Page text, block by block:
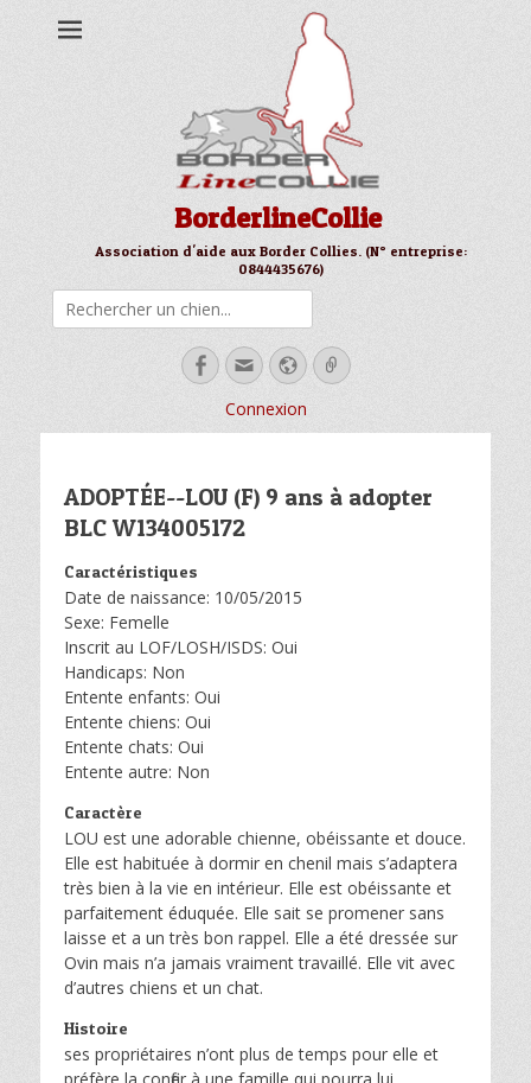
BorderlineCollie
Association d'aide aux Border Collies. (N° entreprise:
0844435676)
Facebook
EmailSite
web
Link
Connexion
ADOPTÉE--LOU (F) 9 ans à adopter
BLC W134005172
Caractéristiques
Date de naissance: 10/05/2015
Sexe: Femelle
Inscrit au LOF/LOSH/ISDS: Oui
Handicaps: Non
Entente enfants: Oui
Entente chiens: Oui
Entente chats: Oui
Entente autre: Non
Caractère
LOU est une adorable chienne, obéissante et douce.
Elle est habituée à dormir en chenil mais s’adaptera
très bien à la vie en intérieur. Elle est obéissante et
parfaitement éduquée. Elle sait se promener sans
laisse et a un très bon rappel. Elle a été dressée sur
Ovin mais n’a jamais vraiment travaillé. Elle vit avec
d’autres chiens et un chat.
Histoire
ses propriétaires n’ont plus de temps pour elle et